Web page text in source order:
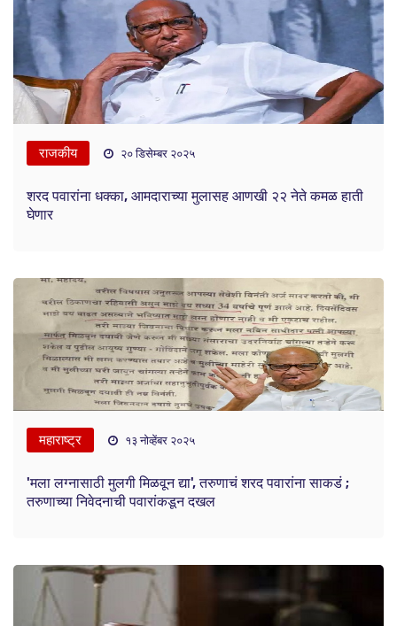
राजकीय २० डिसेम्बर २०२५
शरद पवारांना धक्का, आमदाराच्या मुलासह आणखी २२ नेते कमळ हाती
घेणार
महाराष्ट्र १३ नोव्हेंबर २०२५
'मला लग्नासाठी मुलगी मिळवून द्या', तरुणाचं शरद पवारांना साकडं ;
तरुणाच्या निवेदनाची पवारांकडून दखल